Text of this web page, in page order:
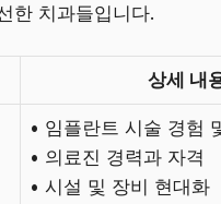
한 치과들입니다.
상세 내
• 임플란트 시술 경험
• 의료진 경력과 자격
• 시설 및 장비 현대화